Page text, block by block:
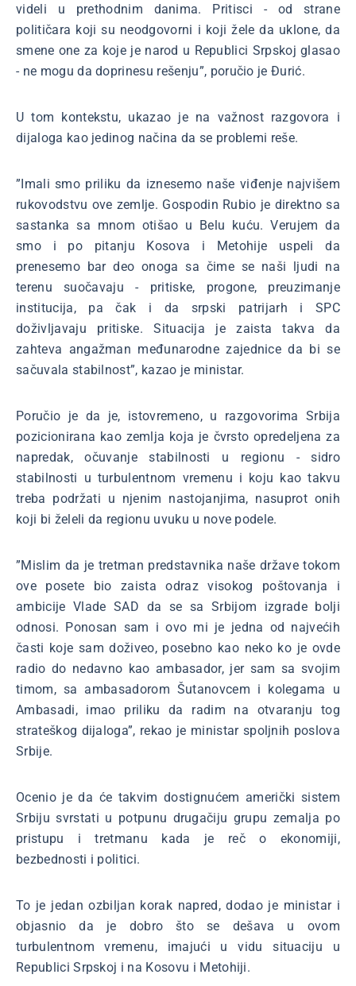
videli u prethodnim danima. Pritisci - od strane
političara koji su neodgovorni i koji žele da uklone, da
smene one za koje je narod u Republici Srpskoj glasao
- ne mogu da doprinesu rešenju”, poručio je Đurić.
U tom kontekstu, ukazao je na važnost razgovora i
dijaloga kao jedinog načina da se problemi reše.
”Imali smo priliku da iznesemo naše viđenje najvišem
rukovodstvu ove zemlje. Gospodin Rubio je direktno sa
sastanka sa mnom otišao u Belu kuću. Verujem da
smo i po pitanju Kosova i Metohije uspeli da
prenesemo bar deo onoga sa čime se naši ljudi na
terenu suočavaju - pritiske, progone, preuzimanje
institucija, pa čak i da srpski patrijarh i SPC
doživljavaju pritiske. Situacija je zaista takva da
zahteva angažman međunarodne zajednice da bi se
sačuvala stabilnost”, kazao je ministar.
Poručio je da je, istovremeno, u razgovorima Srbija
pozicionirana kao zemlja koja je čvrsto opredeljena za
napredak, očuvanje stabilnosti u regionu - sidro
stabilnosti u turbulentnom vremenu i koju kao takvu
treba podržati u njenim nastojanjima, nasuprot onih
koji bi želeli da regionu uvuku u nove podele.
”Mislim da je tretman predstavnika naše države tokom
ove posete bio zaista odraz visokog poštovanja i
ambicije Vlade SAD da se sa Srbijom izgrade bolji
odnosi. Ponosan sam i ovo mi je jedna od najvećih
časti koje sam doživeo, posebno kao neko ko je ovde
radio do nedavno kao ambasador, jer sam sa svojim
timom, sa ambasadorom Šutanovcem i kolegama u
Ambasadi, imao priliku da radim na otvaranju tog
strateškog dijaloga”, rekao je ministar spoljnih poslova
Srbije.
Ocenio je da će takvim dostignućem američki sistem
Srbiju svrstati u potpunu drugačiju grupu zemalja po
pristupu i tretmanu kada je reč o ekonomiji,
bezbednosti i politici.
To je jedan ozbiljan korak napred, dodao je ministar i
objasnio da je dobro što se dešava u ovom
turbulentnom vremenu, imajući u vidu situaciju u
Republici Srpskoj i na Kosovu i Metohiji.